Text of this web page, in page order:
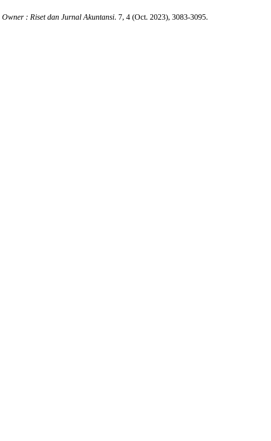
Owner : Riset dan Jurnal Akuntansi. 7, 4 (Oct. 2023), 3083-3095.